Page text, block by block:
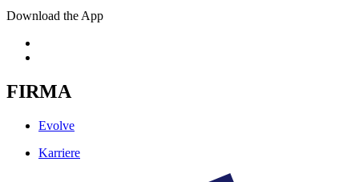
Download the App
FIRMA
Evolve
Karriere